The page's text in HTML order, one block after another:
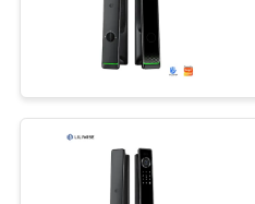
রুম ডোর লক